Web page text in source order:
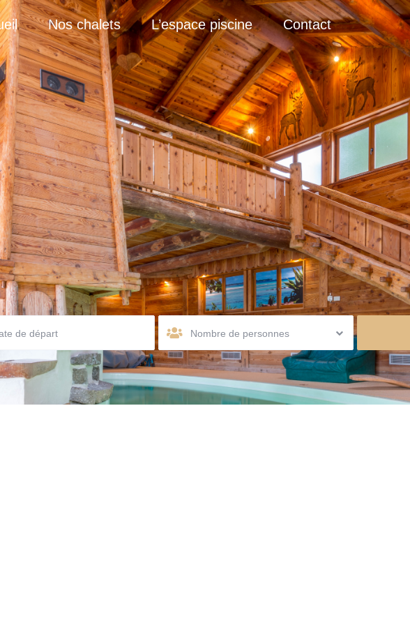
Nos chalets L’espace piscine Contact
Nombre de personnes